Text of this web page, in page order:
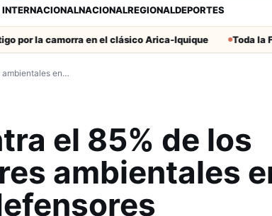
INTERNACIONALNACIONALREGIONALDEPORTES
en el clásico Arica-Iquique Toda la Fecha 19
ambientales en…
el 85% de los
ambientales